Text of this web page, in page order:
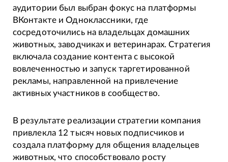
аудитории был выбран фокус на платформы
ВКонтакте и Одноклассники, где
сосредоточились на владельцах домашних
животных, заводчиках и ветеринарах. Стратегия
включала создание контента с высокой
вовлеченностью и запуск таргетированной
рекламы, направленной на привлечение
активных участников в сообщество.
В результате реализации стратегии компания
привлекла 12 тысяч новых подписчиков и
создала платформу для общения владельцев
животных, что способствовало росту